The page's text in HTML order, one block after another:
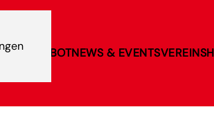
NEWS & EVENTS